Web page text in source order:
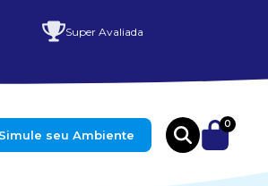
Super Avaliada
Simule seu Ambiente
0